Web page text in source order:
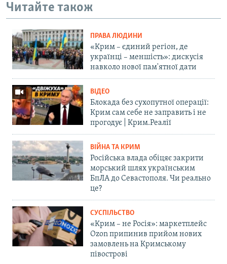
Читайте також
ПРАВА ЛЮДИНИ
«Крим – єдиний регіон, де
українці – меншість»: дискусія
навколо нової пам'ятної дати
ВІДЕО
Блокада без сухопутної операції:
Крим сам себе не заправить і не
прогодує | Крим.Реалії
ВІЙНА ТА КРИМ
Російська влада обіцяє закрити
морський шлях українським
БпЛА до Севастополя. Чи реально
це?
СУСПІЛЬСТВО
«Крим – не Росія»: маркетплейс
Ozon припинив прийом нових
замовлень на Кримському
півострові